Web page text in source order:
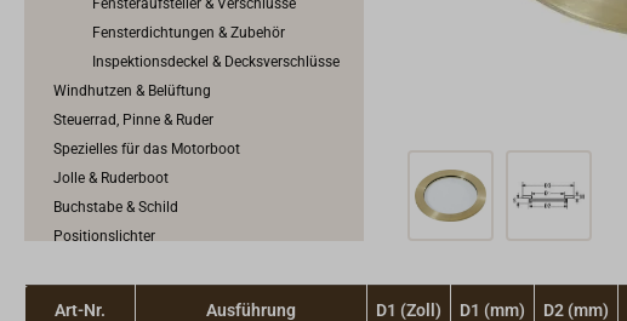
Fensteraufsteller & Verschlüsse
Fensterdichtungen & Zubehör
Inspektionsdeckel & Decksverschlüsse
Windhutzen & Belüftung
Steuerrad, Pinne & Ruder
Spezielles für das Motorboot
Jolle & Ruderboot
Buchstabe & Schild
Positionslichter
Art-Nr. Ausführung D1 (Zoll) D1 (mm) D2 (mm)